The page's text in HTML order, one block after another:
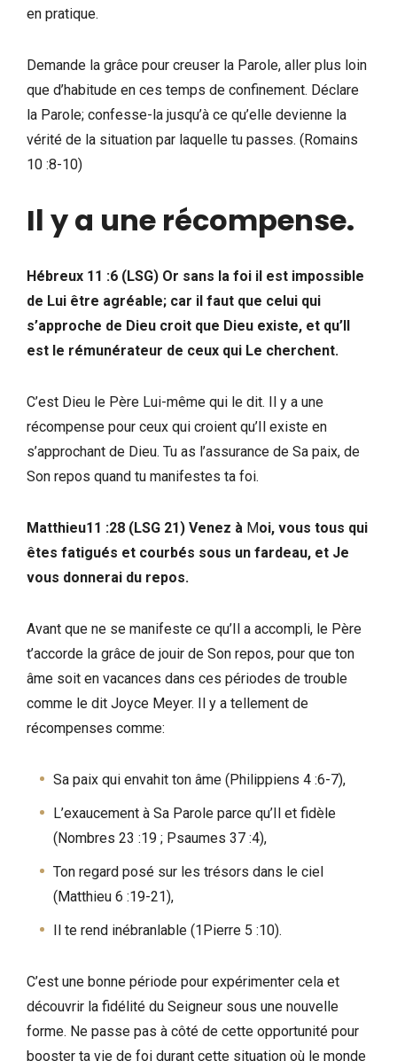
en pratique.
Demande la grâce pour creuser la Parole, aller plus loin
que d’habitude en ces temps de confinement. Déclare
la Parole; confesse-la jusqu’à ce qu’elle devienne la
vérité de la situation par laquelle tu passes. (Romains
10 :8-10)
Il y a une récompense.
Hébreux 11 :6 (LSG) Or sans la foi il est impossible
de Lui être agréable; car il faut que celui qui
s’approche de Dieu croit que Dieu existe, et qu’Il
est le rémunérateur de ceux qui Le cherchent.
C’est Dieu le Père Lui-même qui le dit. Il y a une
récompense pour ceux qui croient qu’Il existe en
s’approchant de Dieu. Tu as l’assurance de Sa paix, de
Son repos quand tu manifestes ta foi.
Matthieu11 :28 (LSG 21) Venez à Moi, vous tous qui
êtes fatigués et courbés sous un fardeau, et Je
vous donnerai du repos.
Avant que ne se manifeste ce qu’Il a accompli, le Père
t’accorde la grâce de jouir de Son repos, pour que ton
âme soit en vacances dans ces périodes de trouble
comme le dit Joyce Meyer. Il y a tellement de
récompenses comme:
Sa paix qui envahit ton âme (Philippiens 4 :6-7),
L’exaucement à Sa Parole parce qu’Il et fidèle
(Nombres 23 :19 ; Psaumes 37 :4),
Ton regard posé sur les trésors dans le ciel
(Matthieu 6 :19-21),
Il te rend inébranlable (1Pierre 5 :10).
C’est une bonne période pour expérimenter cela et
découvrir la fidélité du Seigneur sous une nouvelle
forme. Ne passe pas à côté de cette opportunité pour
booster ta vie de foi durant cette situation où le monde